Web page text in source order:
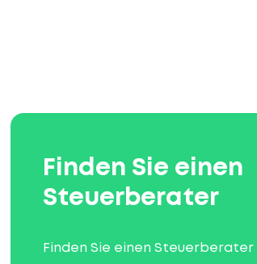
Finden Sie einen
Steuerberater
Finden Sie einen Steuerberater